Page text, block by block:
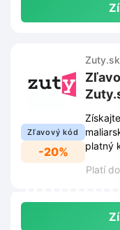
Zľavový kód
-20%
Zuty.sk
platný
Platí